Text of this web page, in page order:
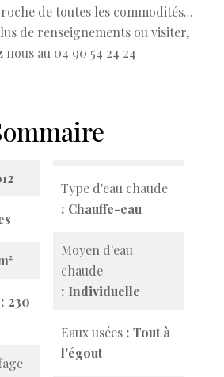
de toutes les commodités...
de renseignements ou visiter,
nous au 04 90 54 24 24
230
Type d'eau chaude
Chauffe-eau
Moyen d'eau
chaude
Individuelle
Eaux usées
Tout à
l'égout